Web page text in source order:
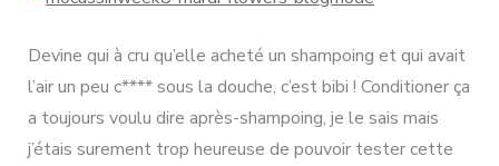
Devine qui à cru qu’elle acheté un shampoing et qui avait
l’air un peu c**** sous la douche, c’est bibi ! Conditioner ça
a toujours voulu dire après-shampoing, je le sais mais
j’étais surement trop heureuse de pouvoir tester cette